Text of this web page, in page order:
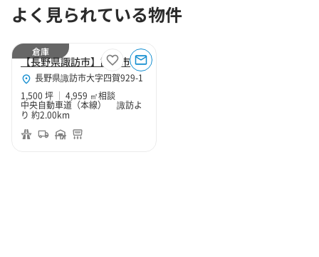
よく見られている物件
【長野県諏訪市】諏訪市大字四賀1500坪倉庫（寄託）
長野県諏訪市大字四賀929-1
1,500 坪
4,959 ㎡相談
中央自動車道（本線） 諏訪よ
り 約2.00km
倉庫